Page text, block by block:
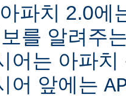
파치 2.0에
를 알려주
어는 아파
어 앞에는